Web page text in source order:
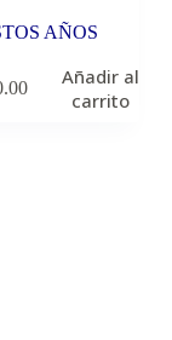
AÑOS
Añadir al
carrito